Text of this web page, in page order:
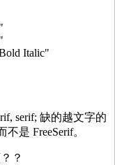
Italic"
serif; 缺的越文字的
是 FreeSerif。
？